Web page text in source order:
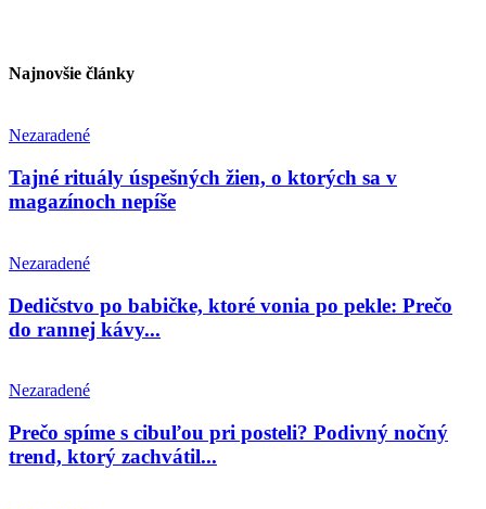
Najnovšie články
Nezaradené
Tajné rituály úspešných žien, o ktorých sa v
magazínoch nepíše
Nezaradené
Dedičstvo po babičke, ktoré vonia po pekle: Prečo
do rannej kávy...
Nezaradené
Prečo spíme s cibuľou pri posteli? Podivný nočný
trend, ktorý zachvátil...